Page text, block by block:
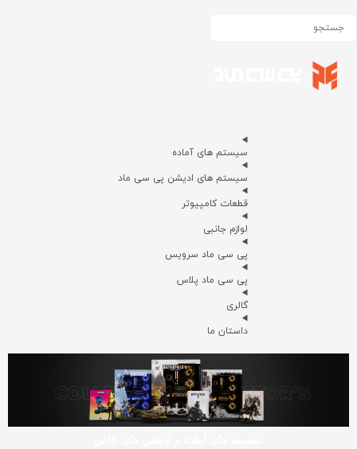
سیستم های آماده
سیستم های ادیشن پی سی ماد
قطعات کامپیوتر
لوازم جانبی
پی سی ماد سرویس
پی سی ماد پلاس
گالری
داستان ما